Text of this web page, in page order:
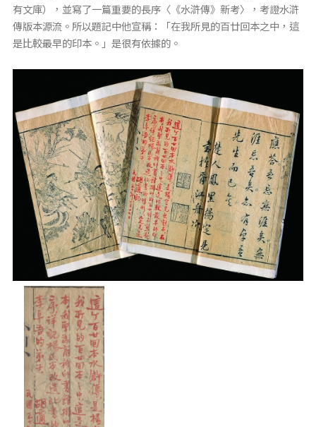
有文庫），並寫了一篇重要的長序〈《水滸傳》新考〉，考證水滸
傳版本源流。所以題記中他宣稱：「在我所見的百廿回本之中，這
是比較最早的印本。」是很有依據的。